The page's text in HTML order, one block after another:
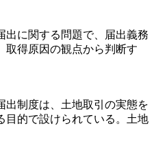
出に関する問題で、届出義務
取得原因の観点から判断す
出制度は、土地取引の実態を
目的で設けられている。土地